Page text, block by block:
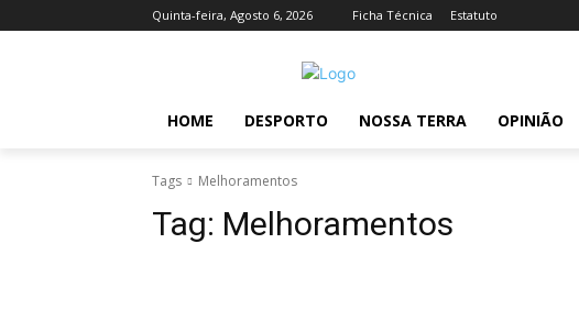
Quinta-feira, Agosto 6, 2026 Ficha Técnica Estatuto
HOME DESPORTO NOSSA TERRA OPINIÃO
Tags Melhoramentos
Tag: Melhoramentos